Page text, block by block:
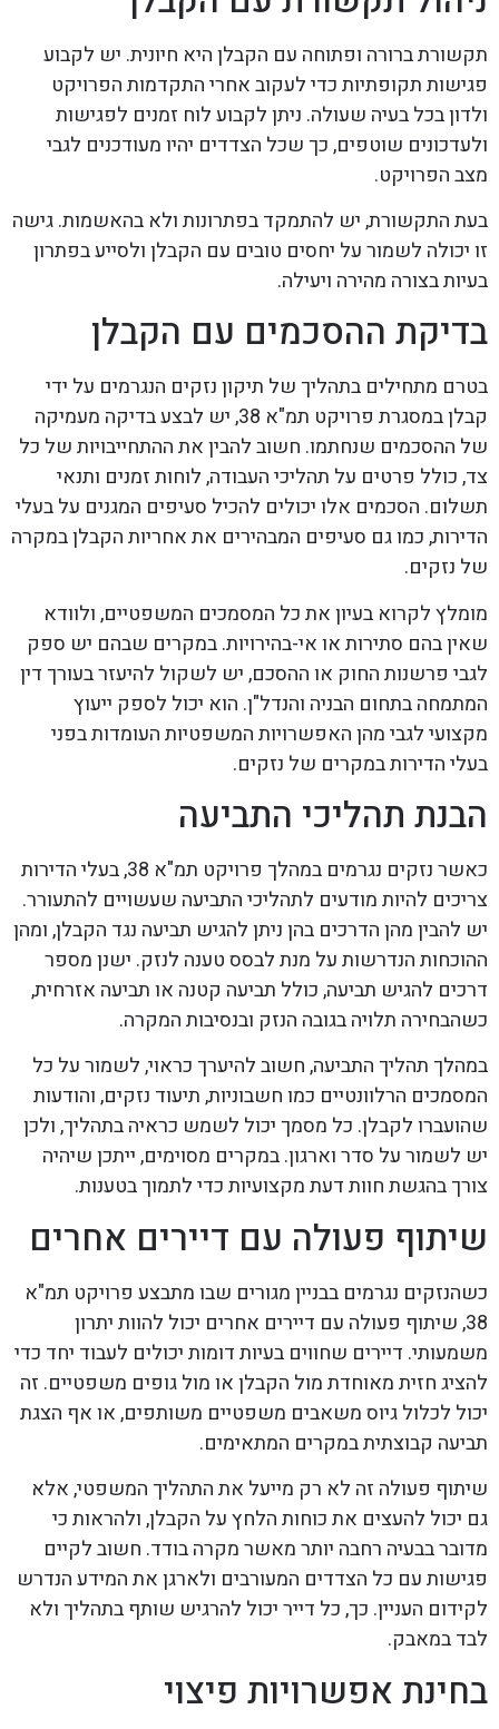
תקשורת ברורה ופתוחה עם הקבלן היא חיונית. יש לקבוע
פגישות תקופתיות כדי לעקוב אחרי התקדמות הפרויקט
ולדון בכל בעיה שעולה. ניתן לקבוע לוח זמנים לפגישות
ולעדכונים שוטפים, כך שכל הצדדים יהיו מעודכנים לגבי
מצב הפרויקט.
בעת התקשורת, יש להתמקד בפתרונות ולא בהאשמות. גישה
זו יכולה לשמור על יחסים טובים עם הקבלן ולסייע בפתרון
בעיות בצורה מהירה ויעילה.
בדיקת ההסכמים עם הקבלן
בטרם מתחילים בתהליך של תיקון נזקים הנגרמים על ידי
קבלן במסגרת פרויקט תמ"א 38, יש לבצע בדיקה מעמיקה
של ההסכמים שנחתמו. חשוב להבין את ההתחייבויות של כל
צד, כולל פרטים על תהליכי העבודה, לוחות זמנים ותנאי
תשלום. הסכמים אלו יכולים להכיל סעיפים המגנים על בעלי
הדירות, כמו גם סעיפים המבהירים את אחריות הקבלן במקרה
של נזקים.
מומלץ לקרוא בעיון את כל המסמכים המשפטיים, ולוודא
שאין בהם סתירות או אי-בהירויות. במקרים שבהם יש ספק
לגבי פרשנות החוק או ההסכם, יש לשקול להיעזר בעורך דין
המתמחה בתחום הבניה והנדל"ן. הוא יכול לספק ייעוץ
מקצועי לגבי מהן האפשרויות המשפטיות העומדות בפני
בעלי הדירות במקרים של נזקים.
הבנת תהליכי התביעה
כאשר נזקים נגרמים במהלך פרויקט תמ"א 38, בעלי הדירות
צריכים להיות מודעים לתהליכי התביעה שעשויים להתעורר.
יש להבין מהן הדרכים בהן ניתן להגיש תביעה נגד הקבלן, ומהן
ההוכחות הנדרשות על מנת לבסס טענה לנזק. ישנן מספר
דרכים להגיש תביעה, כולל תביעה קטנה או תביעה אזרחית,
כשהבחירה תלויה בגובה הנזק ובנסיבות המקרה.
במהלך תהליך התביעה, חשוב להיערך כראוי, לשמור על כל
המסמכים הרלוונטיים כמו חשבוניות, תיעוד נזקים, והודעות
שהועברו לקבלן. כל מסמך יכול לשמש כראיה בתהליך, ולכן
יש לשמור על סדר וארגון. במקרים מסוימים, ייתכן שיהיה
צורך בהגשת חוות דעת מקצועיות כדי לתמוך בטענות.
שיתוף פעולה עם דיירים אחרים
כשהנזקים נגרמים בבניין מגורים שבו מתבצע פרויקט תמ"א
38, שיתוף פעולה עם דיירים אחרים יכול להוות יתרון
משמעותי. דיירים שחווים בעיות דומות יכולים לעבוד יחד כדי
להציג חזית מאוחדת מול הקבלן או מול גופים משפטיים. זה
יכול לכלול גיוס משאבים משפטיים משותפים, או אף הצגת
תביעה קבוצתית במקרים המתאימים.
שיתוף פעולה זה לא רק מייעל את התהליך המשפטי, אלא
גם יכול להעצים את כוחות הלחץ על הקבלן, ולהראות כי
מדובר בבעיה רחבה יותר מאשר מקרה בודד. חשוב לקיים
פגישות עם כל הצדדים המעורבים ולארגן את המידע הנדרש
לקידום העניין. כך, כל דייר יכול להרגיש שותף בתהליך ולא
לבד במאבק.
בחינת אפשרויות פיצוי